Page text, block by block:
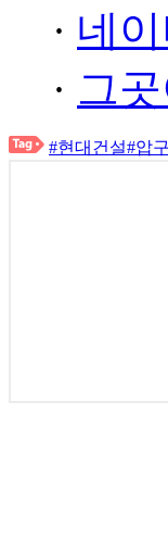
· 네
· 그
#현대건설#압